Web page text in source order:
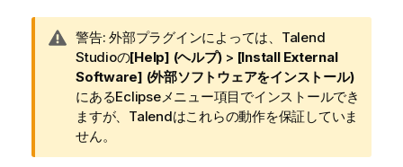
情
報
メ
モ
警告: 外部プラグインによっては、 Talend
Studioの[Help] (ヘルプ)> [Install External
Software] (外部ソフトウェアをインストール)
にあるEclipseメニュー項目でインストールでき
ますが、 Talendはこれらの動作を保証していま
せん。